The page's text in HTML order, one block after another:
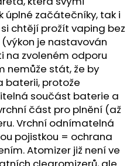
úplné začátečníky, tak i
chtějí prožít vaping bez
je nastavován
na zvoleném odporu
nemůže stát, že by
baterii, protože
součást baterie a
část pro plnění (až
Vrchní odnímatelná
pojistkou = ochrana
Atomizer již není ve